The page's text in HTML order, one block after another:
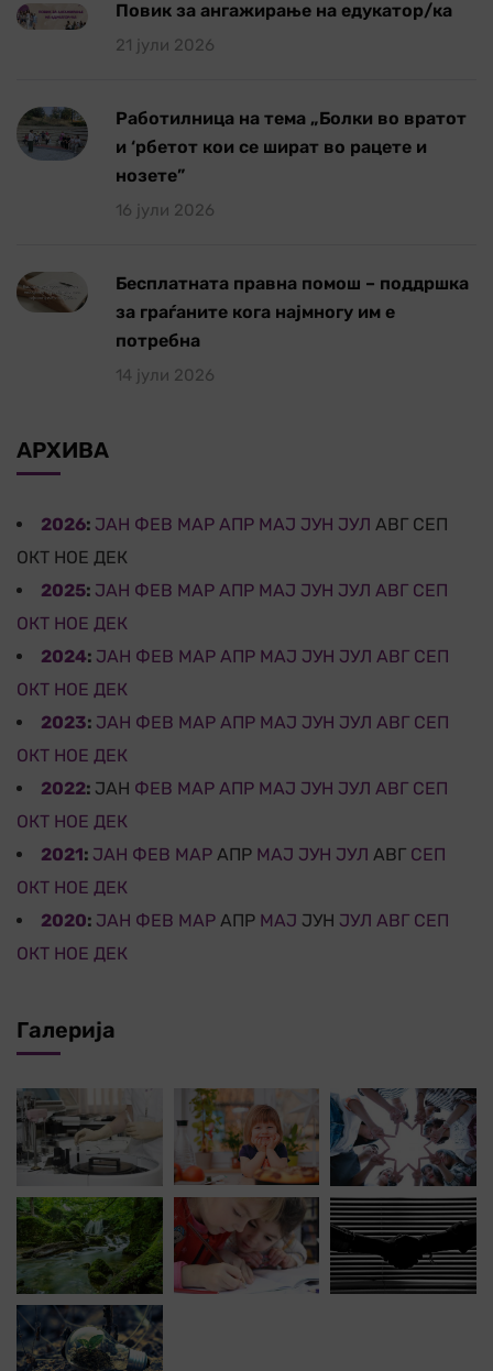
Повик за ангажирање на едукатор/ка
21 јули 2026
Работилница на тема „Болки во вратот
и ‘рбетот кои се шират во рацете и
нозете”
16 јули 2026
Бесплатната правна помош – поддршка
за граѓаните кога најмногу им е
потребна
14 јули 2026
АРХИВА
2026: ЈАН ФЕВ МАР АПР МАЈ ЈУН ЈУЛ АВГ СЕП
ОКТ НОЕ ДЕК
2025: ЈАН ФЕВ МАР АПР МАЈ ЈУН ЈУЛ АВГ СЕП
ОКТ НОЕ ДЕК
2024: ЈАН ФЕВ МАР АПР МАЈ ЈУН ЈУЛ АВГ СЕП
ОКТ НОЕ ДЕК
2023: ЈАН ФЕВ МАР АПР МАЈ ЈУН ЈУЛ АВГ СЕП
ОКТ НОЕ ДЕК
2022: ЈАН ФЕВ МАР АПР МАЈ ЈУН ЈУЛ АВГ СЕП
ОКТ НОЕ ДЕК
2021: ЈАН ФЕВ МАР АПР МАЈ ЈУН ЈУЛ АВГ СЕП
ОКТ НОЕ ДЕК
2020: ЈАН ФЕВ МАР АПР МАЈ ЈУН ЈУЛ АВГ СЕП
ОКТ НОЕ ДЕК
Галерија